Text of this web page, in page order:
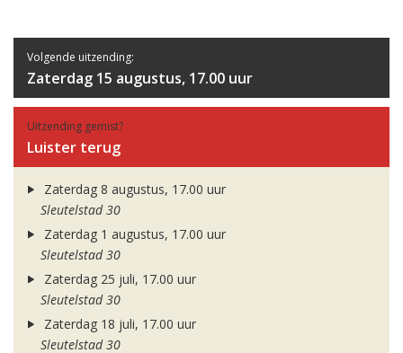
Volgende uitzending:
Zaterdag 15 augustus, 17.00 uur
Uitzending gemist?
Luister terug
Zaterdag 8 augustus, 17.00 uur
Sleutelstad 30
Zaterdag 1 augustus, 17.00 uur
Sleutelstad 30
Zaterdag 25 juli, 17.00 uur
Sleutelstad 30
Zaterdag 18 juli, 17.00 uur
Sleutelstad 30